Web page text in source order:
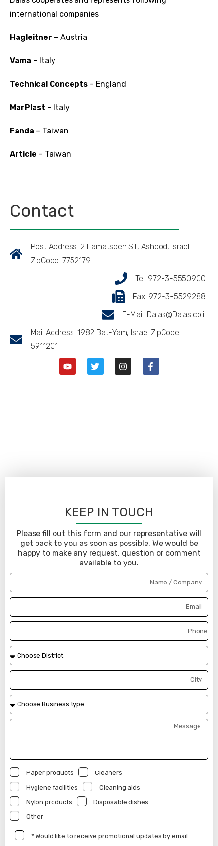
international companies
Hagleitner – Austria
Vama – Italy
Technical Concepts – England
MarPlast – Italy
Fanda – Taiwan
Article – Taiwan
Contact
Post Address: 2 Hamatspen ST, Ashdod, Israel
ZipCode: 7752179
Tel: 972-3-5550900
Fax: 972-3-5529288
E-Mail: Dalas@Dalas.co.il
Mail Address: 1982 Bat-Yam, Israel ZipCode:
5911201
KEEP IN TOUCH
Please fill out this form and our representative will
get back to you as soon as possible. We would be
happy to make any request, question or comment
available to you.
Paper products
Cleaners
Hygiene facilities
Cleaning aids
Nylon products
Disposable dishes
Other
* Would like to receive promotional updates by email